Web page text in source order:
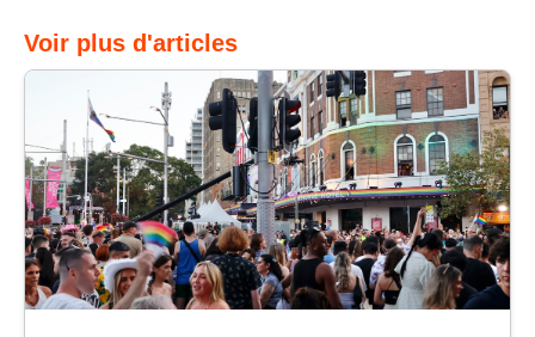
Voir plus d'articles